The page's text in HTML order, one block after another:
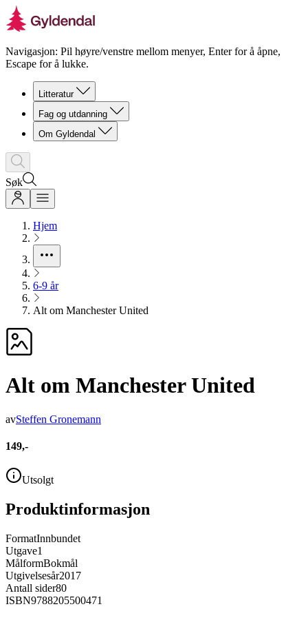
Navigasjon: Pil høyre/venstre mellom menyer, Enter for å åpne,
Escape for å lukke.
Litteratur
Fag og utdanning
Om Gyldendal
Søk
Hjem
6-9 år
Alt om Manchester United
Alt om Manchester United
avSteffen Gronemann
149,-
Utsolgt
Produktinformasjon
FormatInnbundet
Utgave1
MålformBokmål
Utgivelsesår2017
Antall sider80
ISBN9788205500471